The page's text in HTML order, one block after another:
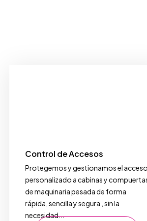
Control de Accesos
Protegemos y gestionamos el
personalizado a cabinas y
de maquinaria pesada de forma
rápida, sencilla y segura , sin la
necesidad...